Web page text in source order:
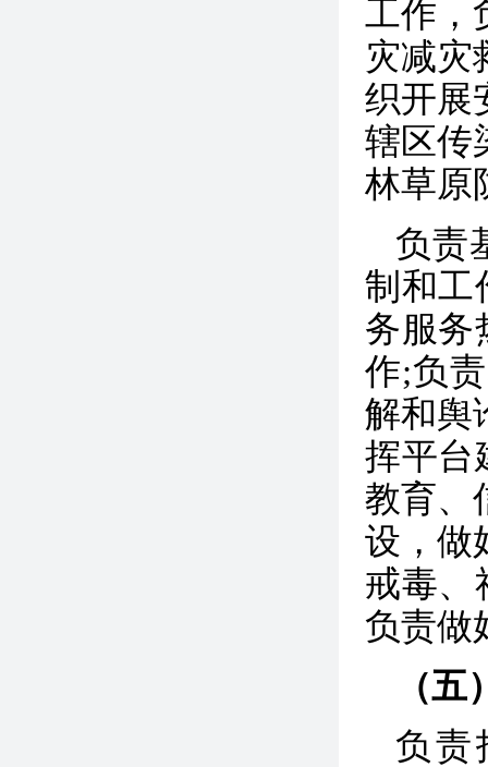
工作，
灾减灾
织开展
辖区传
林草原
负责
制和工
务服务
作;负
解和舆
挥平台
教育、
设，做
戒毒、
负责做
（
负责